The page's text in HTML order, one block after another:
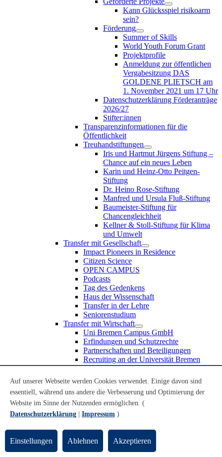
Kann Glücksspiel risikoarm
sein?
Förderung
Summer of Skills
World Youth Forum Grant
Projektprofile
Anmeldung zur öffentlichen
Vergabesitzung DAS
GOLDENE PLIETSCH am
1. November 2021 um 17 Uhr
Datenschutzerklärung Förderanträge
2026/27
Stifter:innen
Transparenzinformationen für die
Öffentlichkeit
Treuhandstiftungen
Iris und Hartmut Jürgens Stiftung –
Chance auf ein neues Leben
Karin und Heinz-Otto Peitgen-
Stiftung
Dr. Heino Rose-Stiftung
Manfred und Ursula Fluß-Stiftung
Baumeister-Stiftung für
Chancengleichheit
Kellner & Stoll-Stiftung für Klima
und Umwelt
Transfer mit Gesellschaft
Impact Pioneers in Residence
Citizen Science
OPEN CAMPUS
Podcasts
Tag des Gedenkens
Haus der Wissenschaft
Transfer in der Lehre
Seniorenstudium
Transfer mit Wirtschaft
Uni Bremen Campus GmbH
Erfindungen und Schutzrechte
Partnerschaften und Beteiligungen
Recruiting an der Universität Bremen
Weiterbildung an der Universität Bremen
Transfer mit Schule
Schülerinnen und Schüler
MINT-Schnupperstudium
Schulklassen
Lehrkräfte
UniTransfer - Servicestelle für Transferaktivitäten
Transfermagazin der Universität Bremen
Auf unserer Webseite werden Cookies verwendet. Einige davon sind
essentiell, während uns andere die Verbesserung und Optimierung der
Website im Sinne der Nutzenden ermöglichen. (
Datenschutzerklärung
Impressum )
Einstellungen Ablehnen Akzeptieren